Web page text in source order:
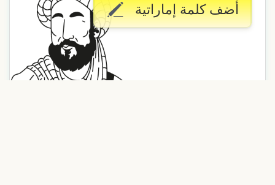
أضف كلمة إماراتية